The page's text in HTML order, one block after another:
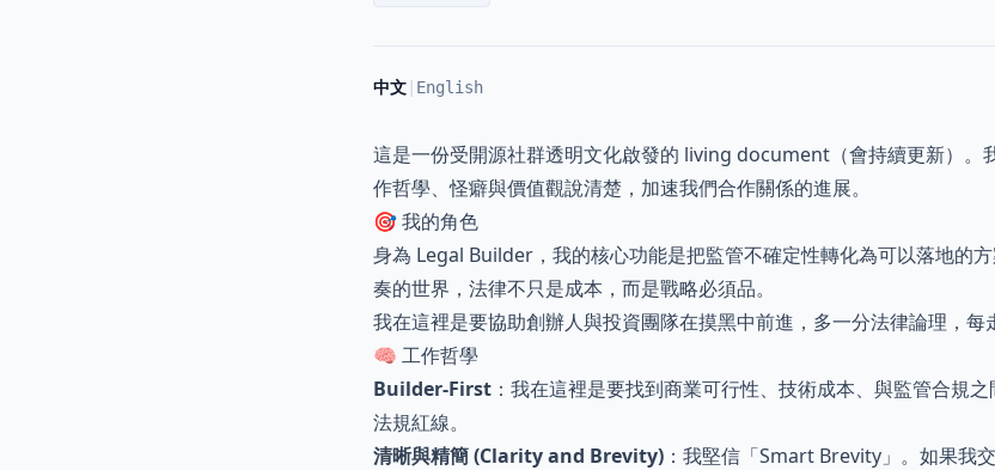
中文 English
這是一份受開源社群透明文化啟發的 living document（會持續更新）。
作哲學、怪癖與價值觀說清楚，加速我們合作關係的進展。
🎯 我的角色
身為 Legal Builder，我的核心功能是把監管不確定性轉化為可以落地的
奏的世界，法律不只是成本，而是戰略必須品。
我在這裡是要協助創辦人與投資團隊在摸黑中前進，多一分法律論理，每
🧠 工作哲學
Builder-First ：我在這裡是要找到商業可行性、技術成本、與監管合規
法規紅線。
清晰與精簡 (Clarity and Brevity) ：我堅信「Smart Brevity」。如果我